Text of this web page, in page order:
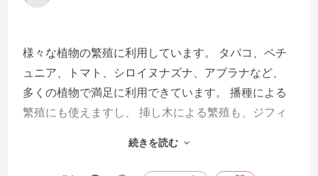
様々な植物の繁殖に利用しています。 タバコ、ペチ
ュニア、トマト、シロイヌナズナ、アブラナなど、
多くの植物で満足に利用できています。 播種による
繁殖にも使えますし、 挿し木による繁殖も、ジフィ
続きを読む